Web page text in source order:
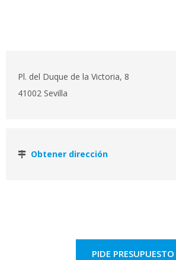
Pl. del Duque de la Victoria, 8
41002 Sevilla
Obtener dirección
PIDE PRESUPUESTO